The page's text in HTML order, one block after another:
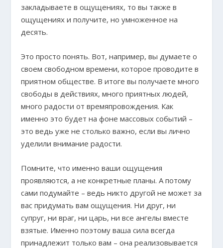
закладываете в ощущениях, то вы также в
ощущениях и получите, но умноженное на
десять.
Это просто понять. Вот, например, вы думаете о
своем свободном времени, которое проводите в
приятном обществе. В итоге вы получаете много
свободы в действиях, много приятных людей,
много радости от времяпровождения. Как
именно это будет на фоне массовых событий –
это ведь уже не столько важно, если вы лично
уделили внимание радости.
Помните, что именно ваши ощущения
проявляются, а не конкретные планы. А потому
сами подумайте – ведь никто другой не может за
вас придумать вам ощущения. Ни друг, ни
супруг, ни враг, ни царь, ни все ангелы вместе
взятые. Именно поэтому ваша сила всегда
принадлежит только вам – она реализовывается